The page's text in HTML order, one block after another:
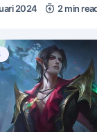
2024 2 min